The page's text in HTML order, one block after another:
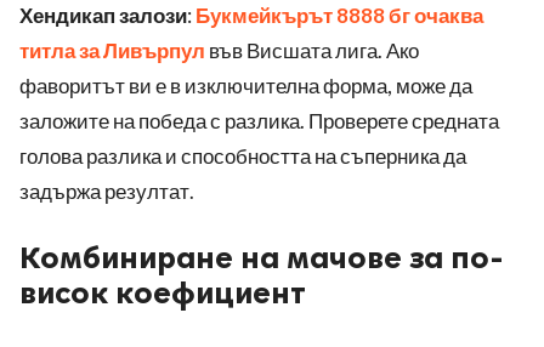
Хендикап залози: Букмейкърът 8888 бг очаква
титла за Ливърпул във Висшата лига. Ако
фаворитът ви е в изключителна форма, може да
заложите на победа с разлика. Проверете средната
голова разлика и способността на съперника да
задържа резултат.
Комбиниране на мачове за по-
висок коефициент